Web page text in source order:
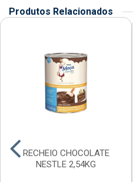
Produtos Relacionados
RECHEIO CHOCOLATE
NESTLE 2,54KG